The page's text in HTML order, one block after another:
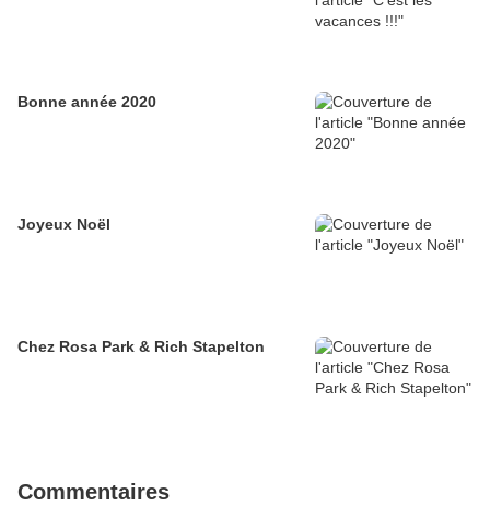
Bonne année 2020
Joyeux Noël
Chez Rosa Park & Rich Stapelton
Commentaires